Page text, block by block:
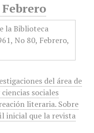
Febrero
del área de
sociales
literaria. Sobre
inicial que la revista